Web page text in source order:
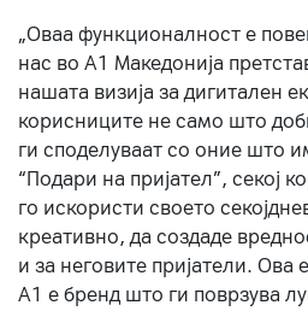
„Оваа функционалност е
нас во А1 Македонија
нашата визија за дигитален
корисниците не само што
ги споделуваат со оние што
“Подари на пријател”, секој
го искористи своето
креативно, да создаде
и за неговите пријатели. Ова
А1 е бренд што ги поврзува